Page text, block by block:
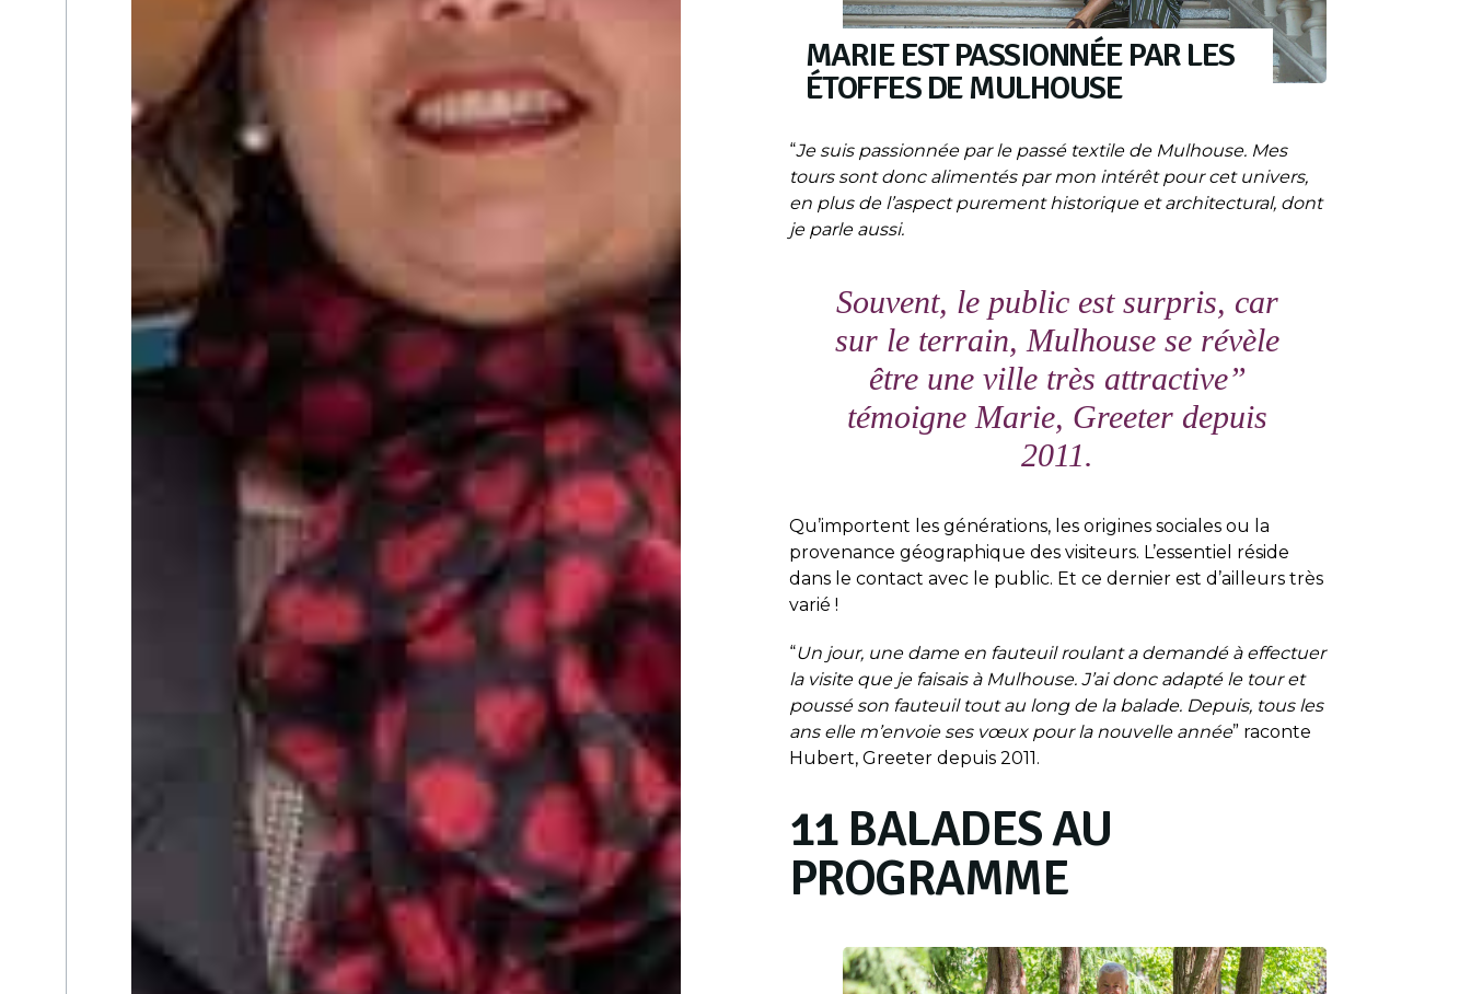
MARIE EST PASSIONNÉE PAR LES
ÉTOFFES DE MULHOUSE
“Je suis passionnée par le passé textile de Mulhouse. Mes
tours sont donc alimentés par mon intérêt pour cet univers,
en plus de l’aspect purement historique et architectural, dont
je parle aussi.
Souvent, le public est surpris, car
sur le terrain, Mulhouse se révèle
être une ville très attractive”
témoigne Marie, Greeter depuis
2011.
Qu’importent les générations, les origines sociales ou la
provenance géographique des visiteurs. L’essentiel réside
dans le contact avec le public. Et ce dernier est d’ailleurs très
varié !
“Un jour, une dame en fauteuil roulant a demandé à effectuer
la visite que je faisais à Mulhouse. J’ai donc adapté le tour et
poussé son fauteuil tout au long de la balade. Depuis, tous les
ans elle m’envoie ses vœux pour la nouvelle année” raconte
Hubert, Greeter depuis 2011.
11 BALADES AU
PROGRAMME